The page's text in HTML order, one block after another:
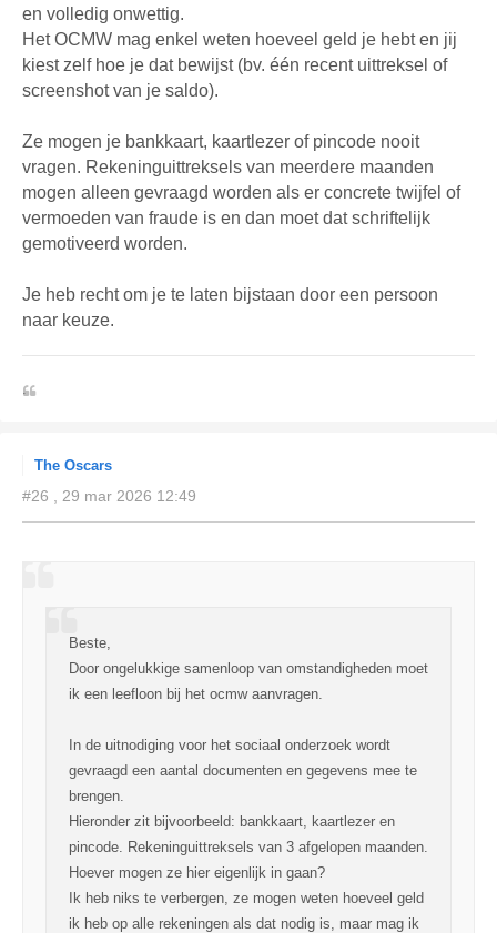
en volledig onwettig.
Het OCMW mag enkel weten hoeveel geld je hebt en jij
kiest zelf hoe je dat bewijst (bv. één recent uittreksel of
screenshot van je saldo).
Ze mogen je bankkaart, kaartlezer of pincode nooit
vragen. Rekeninguittreksels van meerdere maanden
mogen alleen gevraagd worden als er concrete twijfel of
vermoeden van fraude is en dan moet dat schriftelijk
gemotiveerd worden.
Je heb recht om je te laten bijstaan door een persoon
naar keuze.
.
The Oscars
#26 , 29 mar 2026 12:49
Beste,
Door ongelukkige samenloop van omstandigheden moet
ik een leefloon bij het ocmw aanvragen.
In de uitnodiging voor het sociaal onderzoek wordt
gevraagd een aantal documenten en gegevens mee te
brengen.
Hieronder zit bijvoorbeeld: bankkaart, kaartlezer en
pincode. Rekeninguittreksels van 3 afgelopen maanden.
Hoever mogen ze hier eigenlijk in gaan?
Ik heb niks te verbergen, ze mogen weten hoeveel geld
ik heb op alle rekeningen als dat nodig is, maar mag ik